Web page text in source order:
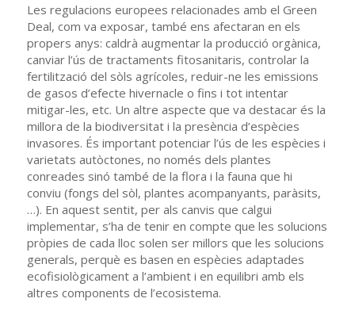
Les regulacions europees relacionades amb el Green
Deal, com va exposar, també ens afectaran en els
propers anys: caldrà augmentar la producció orgànica,
canviar l’ús de tractaments fitosanitaris, controlar la
fertilització del sòls agrícoles, reduir-ne les emissions
de gasos d’efecte hivernacle o fins i tot intentar
mitigar-les, etc. Un altre aspecte que va destacar és la
millora de la biodiversitat i la presència d’espècies
invasores. És important potenciar l’ús de les espècies i
varietats autòctones, no només dels plantes
conreades sinó també de la flora i la fauna que hi
conviu (fongs del sòl, plantes acompanyants, paràsits,
…). En aquest sentit, per als canvis que calgui
implementar, s’ha de tenir en compte que les solucions
pròpies de cada lloc solen ser millors que les solucions
generals, perquè es basen en espècies adaptades
ecofisiològicament a l’ambient i en equilibri amb els
altres components de l’ecosistema.